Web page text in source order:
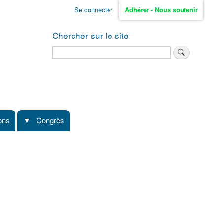
Se connecter Adhérer - Nous soutenir
Chercher sur le site
Congrès